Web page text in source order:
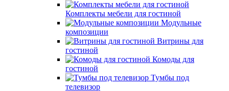
Комплекты мебели для гостиной
Модульные
композиции
Витрины для
гостиной
Комоды для
гостиной
Тумбы под
телевизор